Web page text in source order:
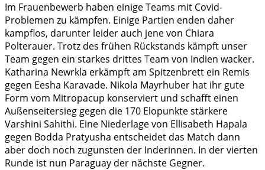
Im Frauenbewerb haben einige Teams mit Covid-
Problemen zu kämpfen. Einige Partien enden daher
kampflos, darunter leider auch jene von Chiara
Polterauer. Trotz des frühen Rückstands kämpft unser
Team gegen ein starkes drittes Team von Indien wacker.
Katharina Newrkla erkämpft am Spitzenbrett ein Remis
gegen Eesha Karavade. Nikola Mayrhuber hat ihr gute
Form vom Mitropacup konserviert und schafft einen
Außenseitersieg gegen die 170 Elopunkte stärkere
Varshini Sahithi. Eine Niederlage von Ellisabeth Hapala
gegen Bodda Pratyusha entscheidet das Match dann
aber doch noch zugunsten der Inderinnen. In der vierten
Runde ist nun Paraguay der nächste Gegner.